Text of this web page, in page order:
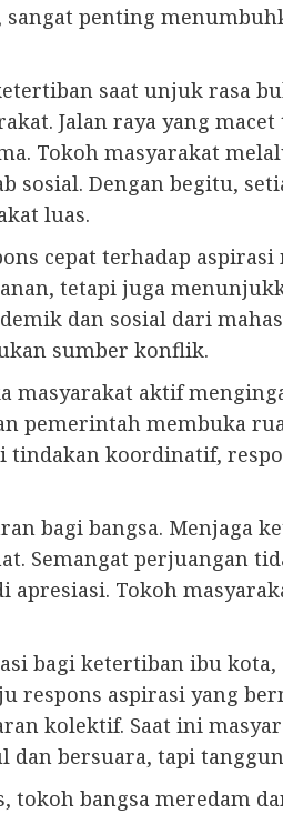
penting
saat unjuk rasa
Jalan raya yang
Tokoh masyarakat
sosial. Dengan begitu,
luas.
cepat terhadap
tetapi juga
dan sosial dari
sumber konflik.
masyarakat aktif
pemerintah membuka
tindakan koordinatif,
bagi bangsa. Menjaga
Semangat perjuangan
Tokoh
bagi ketertiban ibu
respons aspirasi yang
kolektif. Saat ini
bersuara, tapi
tokoh bangsa meredam